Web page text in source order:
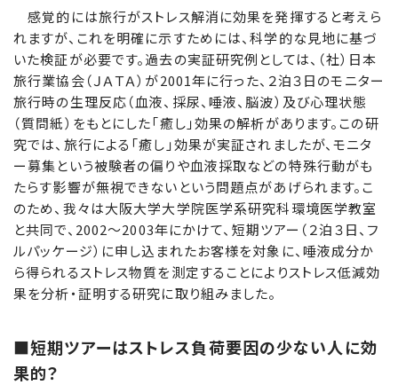
感覚的には旅行がストレス解消に効果を発揮すると考えら
れますが、これを明確に示すためには、科学的な見地に基づ
いた検証が必要です。過去の実証研究例としては、（社）日本
旅行業協会（ＪＡＴＡ）が2001年に行った、２泊３日のモニター
旅行時の生理反応（血液、採尿、唾液、脳波）及び心理状態
（質問紙）をもとにした「癒し」効果の解析があります。この研
究では、旅行による「癒し」効果が実証されましたが、モニタ
ー募集という被験者の偏りや血液採取などの特殊行動がも
たらす影響が無視できないという問題点があげられます。こ
のため、我々は大阪大学大学院医学系研究科環境医学教室
と共同で、2002～2003年にかけて、短期ツアー（２泊３日、フ
ルパッケージ）に申し込まれたお客様を対象に、唾液成分か
ら得られるストレス物質を測定することによりストレス低減効
果を分析・証明する研究に取り組みました。
■短期ツアーはストレス負荷要因の少ない人に効
果的？